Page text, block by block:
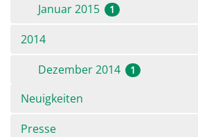
Januar 2015 1
2014
Dezember 2014
1
Navigation
überspringen
Neuigkeiten
Presse